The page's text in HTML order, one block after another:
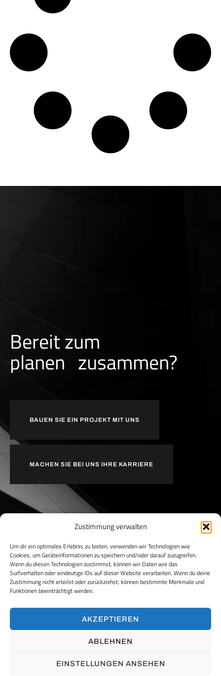
Zustimmung verwalten
Um dir ein optimales Erlebnis zu bieten, verwenden wir Technologien wie
Cookies, um Geräteinformationen zu speichern und/oder darauf zuzugreifen.
Wenn du diesen Technologien zustimmst, können wir Daten wie das
Surfverhalten oder eindeutige IDs auf dieser Website verarbeiten. Wenn du deine
Zustimmung nicht erteilst oder zurückziehst, können bestimmte Merkmale und
Funktionen beeinträchtigt werden.
AKZEPTIEREN
ABLEHNEN
EINSTELLUNGEN ANSEHEN
Bereit zum
a nen rb e
zusammen?
BAUEN SIE EIN PROJEKT MIT UNS
MACHEN SIE BEI UNS IHRE KARRIERE
RTS AUSBAU GMBH